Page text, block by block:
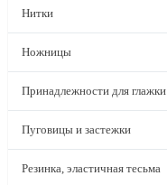
Нитки
Ножницы
Принадлежности для глажки
Пуговицы и застежки
Резинка, эластичная тесьма